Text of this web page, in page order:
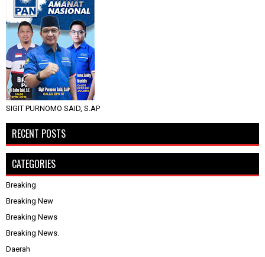
SIGIT PURNOMO SAID, S.AP
RECENT POSTS
CATEGORIES
Breaking
Breaking New
Breaking News
Breaking News.
Daerah